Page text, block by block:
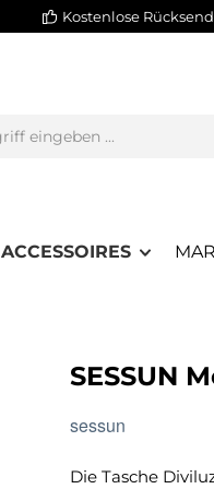
Kostenlose
ACCESSOIRES
SESSUN
sessun
Die Tasche